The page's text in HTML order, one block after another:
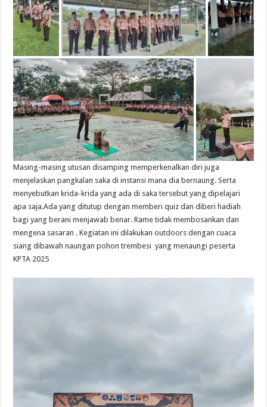
Masing-masing utusan disamping memperkenalkan diri juga
menjelaskan pangkalan saka di instansi mana dia bernaung. Serta
menyebutkan krida-krida yang ada di saka tersebut yang dipelajari
apa saja.Ada yang ditutup dengan memberi quiz dan diberi hadiah
bagi yang berani menjawab benar. Rame tidak membosankan dan
mengena sasaran . Kegiatan ini dilakukan outdoors dengan cuaca
siang dibawah naungan pohon trembesi yang menaungi peserta
KPTA 2025